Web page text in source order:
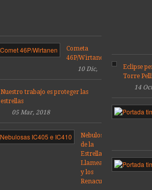
Cometa
46P/Wirtanen
10 Dic,
2018
Nuestro trabajo es proteger las
estrellas
05 Mar, 2018
Nebulosas
de la
Estrella
Llameante
y los
Renacuajos
Eclipse
Torre
14